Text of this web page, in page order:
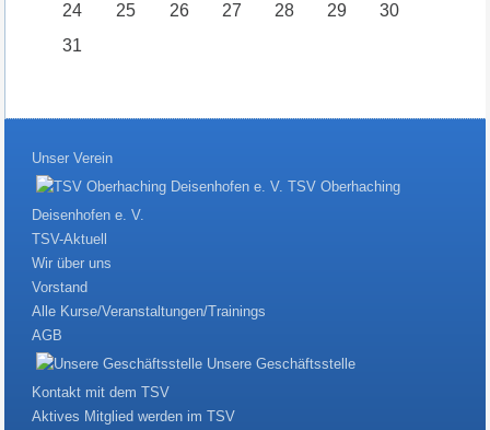
24
25 26 27 28 29
30
31
Unser Verein
TSV Oberhaching
Deisenhofen e. V.
TSV-Aktuell
Wir über uns
Vorstand
Alle Kurse/Veranstaltungen/Trainings
AGB
Unsere Geschäftsstelle
Kontakt mit dem TSV
Aktives Mitglied werden im TSV